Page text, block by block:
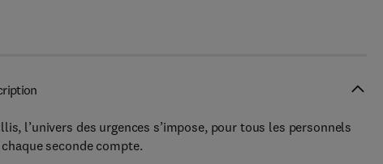
l’univers des urgences s’impose, pour tous les personnels
seconde compte.